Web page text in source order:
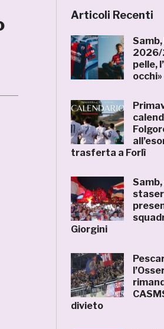
Articoli Recenti
2026/
pelle,
occhi»
trasferta a Forlì
Giorgini
divieto